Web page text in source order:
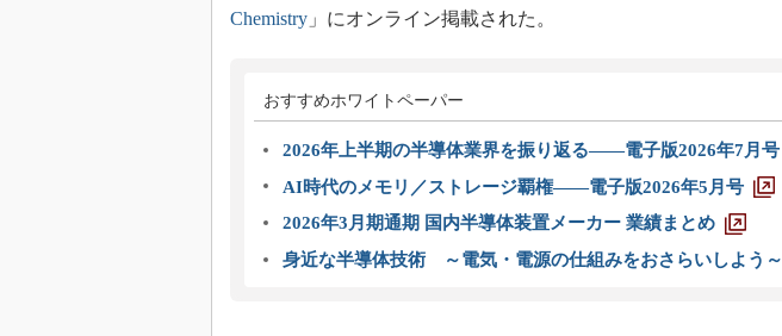
Chemistry 」にオンライン掲載された。
おすすめホワイトペーパー
2026年上半期の半導体業界を振り返る――電子版2026年7月号
AI時代のメモリ／ストレージ覇権――電子版2026年5月号
2026年3月期通期 国内半導体装置メーカー 業績まとめ
身近な半導体技術 ～電気・電源の仕組みをおさらいしよう～